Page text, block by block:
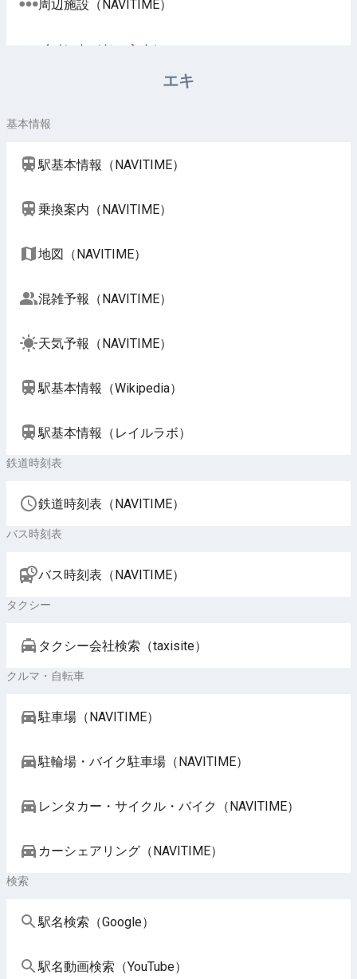
周辺施設（NAVITIME）
イベント（じゃらん）
エキ
基本情報
駅基本情報（NAVITIME）
乗換案内（NAVITIME）
地図（NAVITIME）
混雑予報（NAVITIME）
天気予報（NAVITIME）
駅基本情報（Wikipedia）
駅基本情報（レイルラボ）
鉄道時刻表
鉄道時刻表（NAVITIME）
バス時刻表
バス時刻表（NAVITIME）
タクシー
タクシー会社検索（taxisite）
クルマ・自転車
駐車場（NAVITIME）
駐輪場・バイク駐車場（NAVITIME）
レンタカー・サイクル・バイク（NAVITIME）
カーシェアリング（NAVITIME）
検索
駅名検索（Google）
駅名動画検索（YouTube）